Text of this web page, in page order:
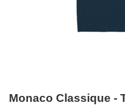
Monaco Classique -